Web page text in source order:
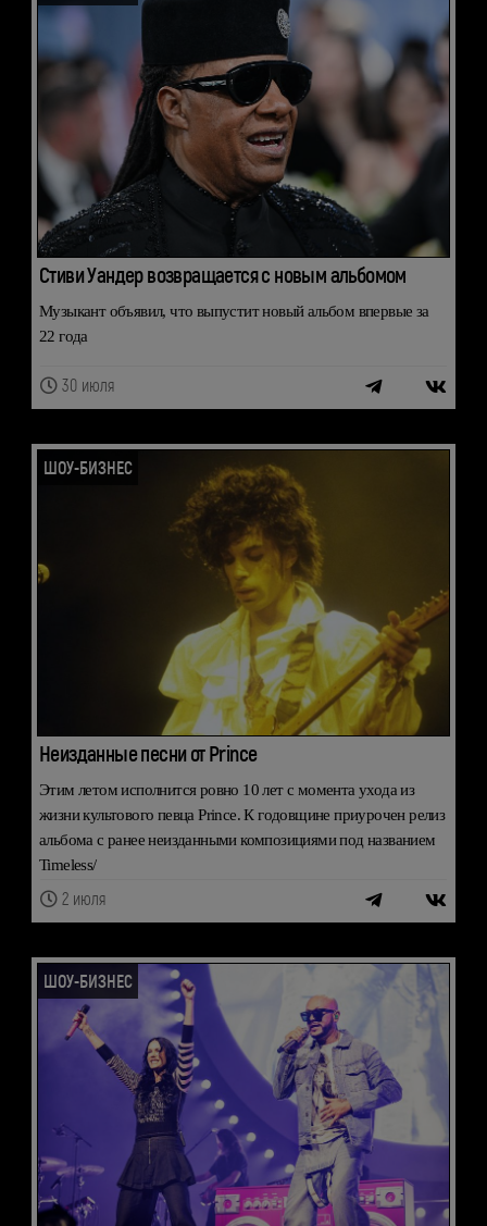
Стиви Уандер возвращается с новым альбомом
Музыкант объявил, что выпустит новый альбом впервые за
22 года
30 июля
ШОУ-БИЗНЕС
Неизданные песни от Prince
Этим летом исполнится ровно 10 лет с момента ухода из
жизни культового певца Prince. К годовщине приурочен релиз
альбома с ранее неизданными композициями под названием
Timeless/
2 июля
ШОУ-БИЗНЕС